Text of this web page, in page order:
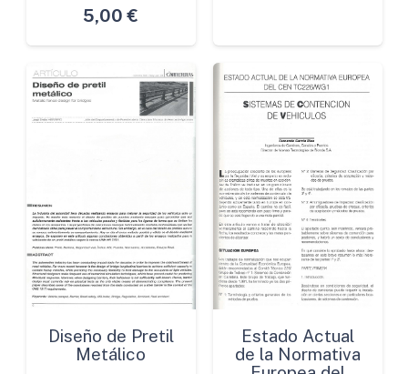
5,00 €
Diseño de Pretil
Metálico
Estado Actual
de la Normativa